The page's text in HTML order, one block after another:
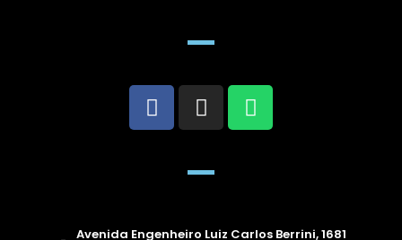
Avenida Engenheiro Luiz Carlos Berrini, 1681